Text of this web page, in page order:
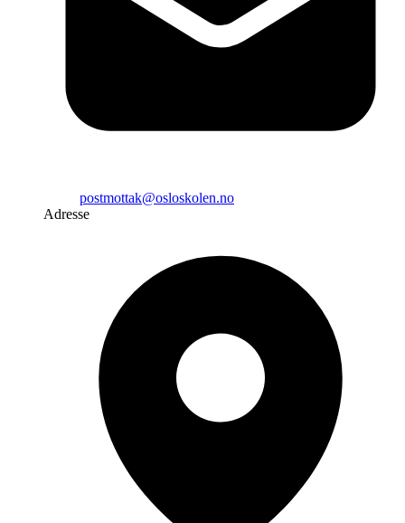
postmottak@osloskolen.no
Adresse